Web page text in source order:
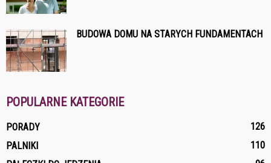
BUDOWA DOMU NA STARYCH FUNDAMENTACH
POPULARNE KATEGORIE
PORADY
126
PALNIKI
110